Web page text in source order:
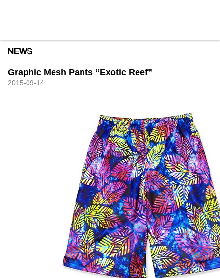
Graphic Mesh Pants “Exotic Reef”
2015-09-14